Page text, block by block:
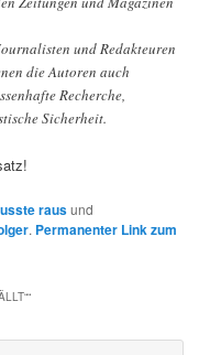
und Redakteuren
die Autoren auch
Recherche,
Sicherheit.
rausund
. Permanenter Link zum
“